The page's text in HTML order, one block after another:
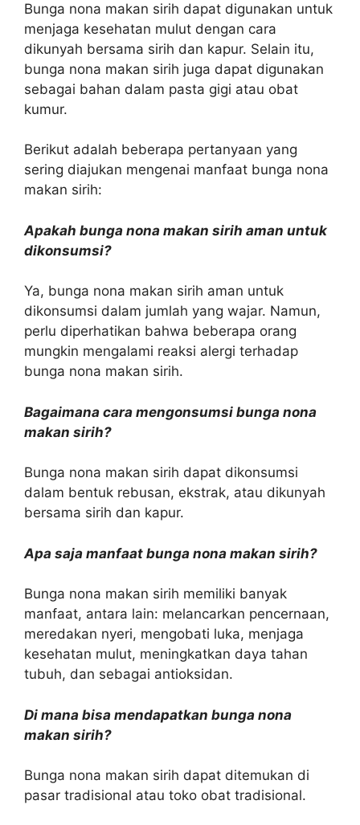
Bunga nona makan sirih dapat digunakan untuk
menjaga kesehatan mulut dengan cara
dikunyah bersama sirih dan kapur. Selain itu,
bunga nona makan sirih juga dapat digunakan
sebagai bahan dalam pasta gigi atau obat
kumur.
Berikut adalah beberapa pertanyaan yang
sering diajukan mengenai manfaat bunga nona
makan sirih:
Apakah bunga nona makan sirih aman untuk
dikonsumsi?
Ya, bunga nona makan sirih aman untuk
dikonsumsi dalam jumlah yang wajar. Namun,
perlu diperhatikan bahwa beberapa orang
mungkin mengalami reaksi alergi terhadap
bunga nona makan sirih.
Bagaimana cara mengonsumsi bunga nona
makan sirih?
Bunga nona makan sirih dapat dikonsumsi
dalam bentuk rebusan, ekstrak, atau dikunyah
bersama sirih dan kapur.
Apa saja manfaat bunga nona makan sirih?
Bunga nona makan sirih memiliki banyak
manfaat, antara lain: melancarkan pencernaan,
meredakan nyeri, mengobati luka, menjaga
kesehatan mulut, meningkatkan daya tahan
tubuh, dan sebagai antioksidan.
Di mana bisa mendapatkan bunga nona
makan sirih?
Bunga nona makan sirih dapat ditemukan di
pasar tradisional atau toko obat tradisional.